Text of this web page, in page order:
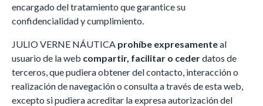
encargado del tratamiento que garantice su
confidencialidad y cumplimiento.
JULIO VERNE NÁUTICA prohíbe expresamenteal
usuario de la web compartir, facilitar o cederdatos de
terceros, que pudiera obtener del contacto, interacción o
realización de navegación o consulta a través de esta web,
excepto si pudiera acreditar la expresa autorización del